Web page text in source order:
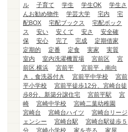
ル
子育て 学生 学生OK
学生さ
んお勧め物件
学芸大学 宅内
宅
配BOX
宅配ブックス
宅配ボック
ス
安い 安くて 安さ
安全確
保
安心 完了 完成
定期借家
定期的
定番 定食 実家
実質
室内
室内洗濯機置場 宮前区
宮
前区.横浜
宮前平
宮前平，南向
き，食洗器付き
宮前平中学校
宮前
平小学校
宮前平徒歩12分、宮崎台徒
歩8分、新築分譲住宅
宮前平駅
宮
崎
宮崎中学校
宮崎二葉幼稚園
宮崎台
宮崎台ハイツ
宮崎台リージ
ェンシー
宮崎台駅
宮崎台駅徒歩５
分
宮崎小学校 家を売る
家屋